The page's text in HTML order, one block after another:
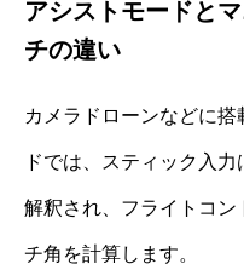
アシストモードと
チの違い
カメラドローンなどに
ドでは、スティック入
解釈され、フライトコン
チ角を計算します。